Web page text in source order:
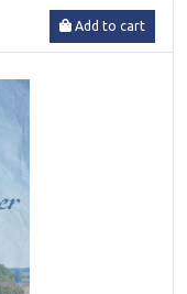
Add to cart